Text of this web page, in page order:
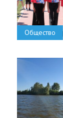
Общество